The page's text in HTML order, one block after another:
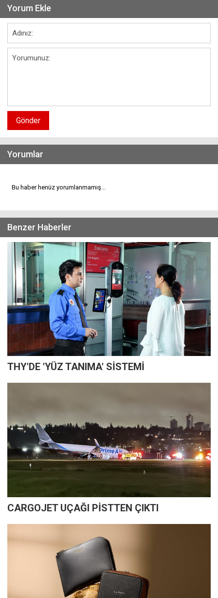
Yorum Ekle
Gönder
Yorumlar
Bu haber henüz yorumlanmamış...
Benzer Haberler
THY'DE 'YÜZ TANIMA' SİSTEMİ
CARGOJET UÇAĞI PİSTTEN ÇIKTI